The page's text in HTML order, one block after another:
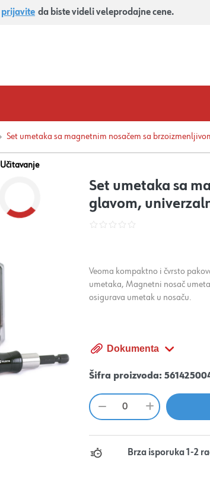
prijavite da biste videli veleprodajne cene.
Set umetaka sa magnetnim nosačem sa
Učitavanje
Set umetaka sa
glavom,
Veoma kompaktno i čvrsto
umetaka, Magnetni nosač
osigurava umetak u nosaču.
Dokumenta
Šifra proizvoda:
Brza isporuka 1-2